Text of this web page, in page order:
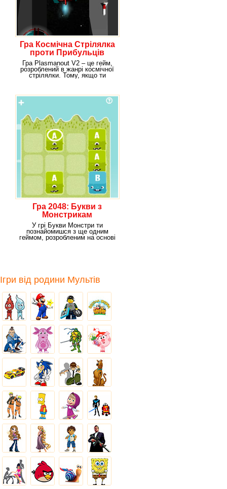
Гра Космічна Стрілялка
проти Прибульців
Гра Plasmanout V2 – це гейм,
розроблений в жанрі космічної
стрілялки. Тому, якщо ти
Гра 2048: Букви з
Монстрикам
У грі Букви Монстри ти
познайомишся з ще одним
геймом, розробленим на основі
Ігри від родини Мультів